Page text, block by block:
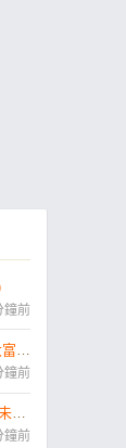
鐘前
鐘前
鐘前